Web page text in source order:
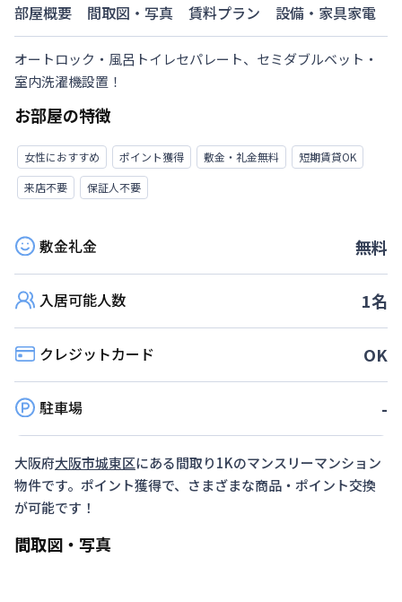
部屋概要 間取図・写真 賃料プラン 設備・家具家電
オートロック・風呂トイレセパレート、セミダブルベット・
室内洗濯機設置！
お部屋の特徴
女性におすすめ ポイント獲得 敷金・礼金無料
短期賃貸OK
来店不要
保証人不要
敷金礼金 無料
入居可能人数 1名
クレジットカード OK
駐車場 -
大阪府大阪市城東区にある間取り1Kのマンスリーマンション
物件です。ポイント獲得で、さまざまな商品・ポイント交換
が可能です！
間取図・写真